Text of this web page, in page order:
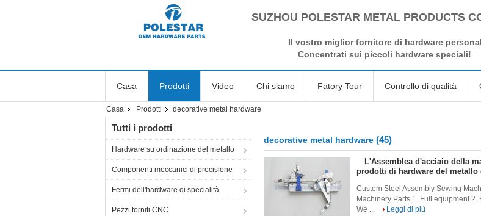
SUZHOU POLESTAR METAL PRODUCTS
Il vostro miglior fornitore di hardware
Concentrati sui piccoli hardware speciali!
Casa Prodotti Video Chi siamo Fatory Tour Controllo di qualità
Casa Prodotti decorative metal hardware
Tutti i prodotti
Hardware su ordinazione del metallo
Componenti meccanici di precisione
Fermi dell'hardware di specialità
Pezzi torniti CNC
decorative metal hardware (45)
L'Assemblea d'acciaio della
prodotti di hardware del metallo
Custom Steel Assembly Sewing
Machinery Parts 1. Full equipment
We ...
Leggi di più